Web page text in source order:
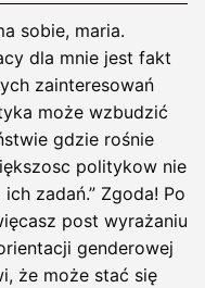
sobie, maria.
dla mnie jest fakt
zainteresowań
może wzbudzić
gdzie rośnie
politykow nie
zadań.” Zgoda! Po
post wyrażaniu
genderowej
że może stać się